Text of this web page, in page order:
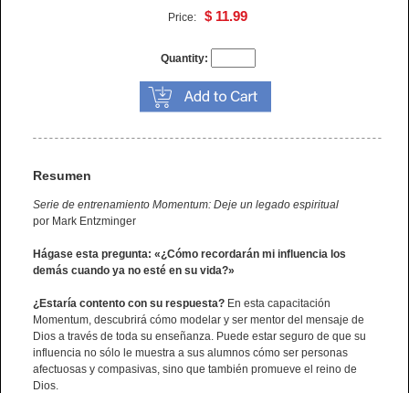
Price:$ 11.99
Quantity:
Resumen
Serie de entrenamiento Momentum: Deje un legado espiritual
por Mark Entzminger
Hágase esta pregunta: «¿Cómo recordarán mi influencia los
demás cuando ya no esté en su vida?»
¿Estaría contento con su respuesta? En esta capacitación
Momentum, descubrirá cómo modelar y ser mentor del mensaje de
Dios a través de toda su enseñanza. Puede estar seguro de que su
influencia no sólo le muestra a sus alumnos cómo ser personas
afectuosas y compasivas, sino que también promueve el reino de
Dios.